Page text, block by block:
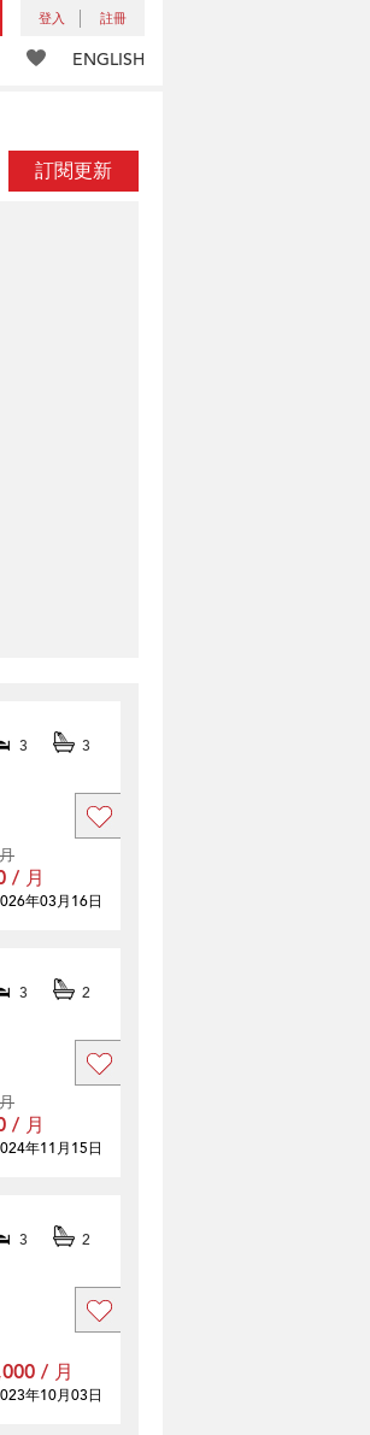
登入 註冊
ENGLISH
訂閱更新
3 3
/ 月
年03月16日
3 2
/ 月
年11月15日
3 2
/ 月
年10月03日